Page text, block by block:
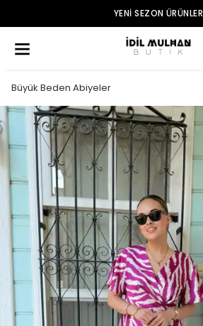
YENI SEZON ÜRÜNLER
Büyük Beden Abiyeler